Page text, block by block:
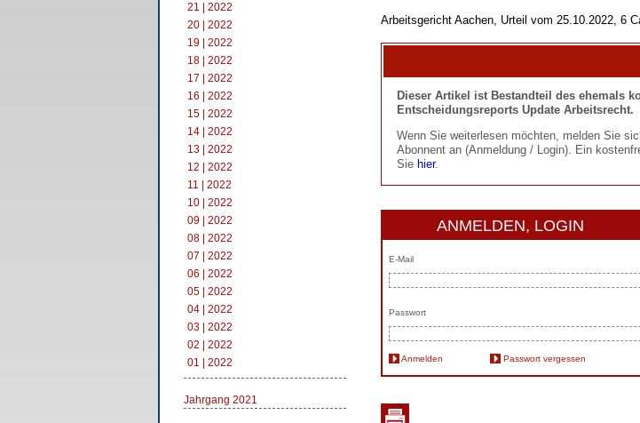
21 | 2022
20 | 2022
19 | 2022
18 | 2022
17 | 2022
16 | 2022
15 | 2022
14 | 2022
13 | 2022
12 | 2022
11 | 2022
10 | 2022
09 | 2022
08 | 2022
07 | 2022
06 | 2022
05 | 2022
04 | 2022
03 | 2022
02 | 2022
01 | 2022
Jahrgang 2021
Arbeitsgericht Aachen, Urteil vom 25.10.2022, 6
Dieser Artikel ist Bestandteil des ehemals
Entscheidungsreports Update Arbeitsrecht.
Wenn Sie weiterlesen möchten, melden Sie
Abonnent an (Anmeldung / Login). Ein
Sie hier.
ANMELDEN, LOGIN
E-Mail
Passwort
Anmelden Passwort vergessen